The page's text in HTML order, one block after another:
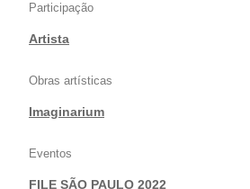
Participação
Artista
Obras artísticas
Imaginarium
Eventos
FILE SÃO PAULO 2022